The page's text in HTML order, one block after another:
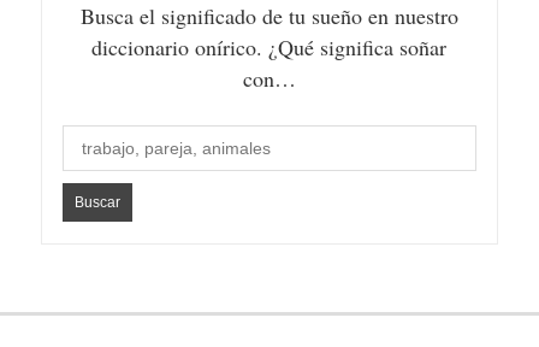
Busca el significado de tu sueño en nuestro
diccionario onírico. ¿Qué significa soñar
con…